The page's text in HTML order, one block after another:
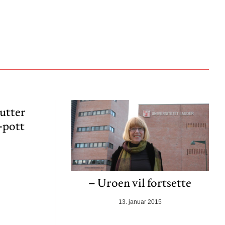
pott
– Uroen vil fortsette
13. januar 2015